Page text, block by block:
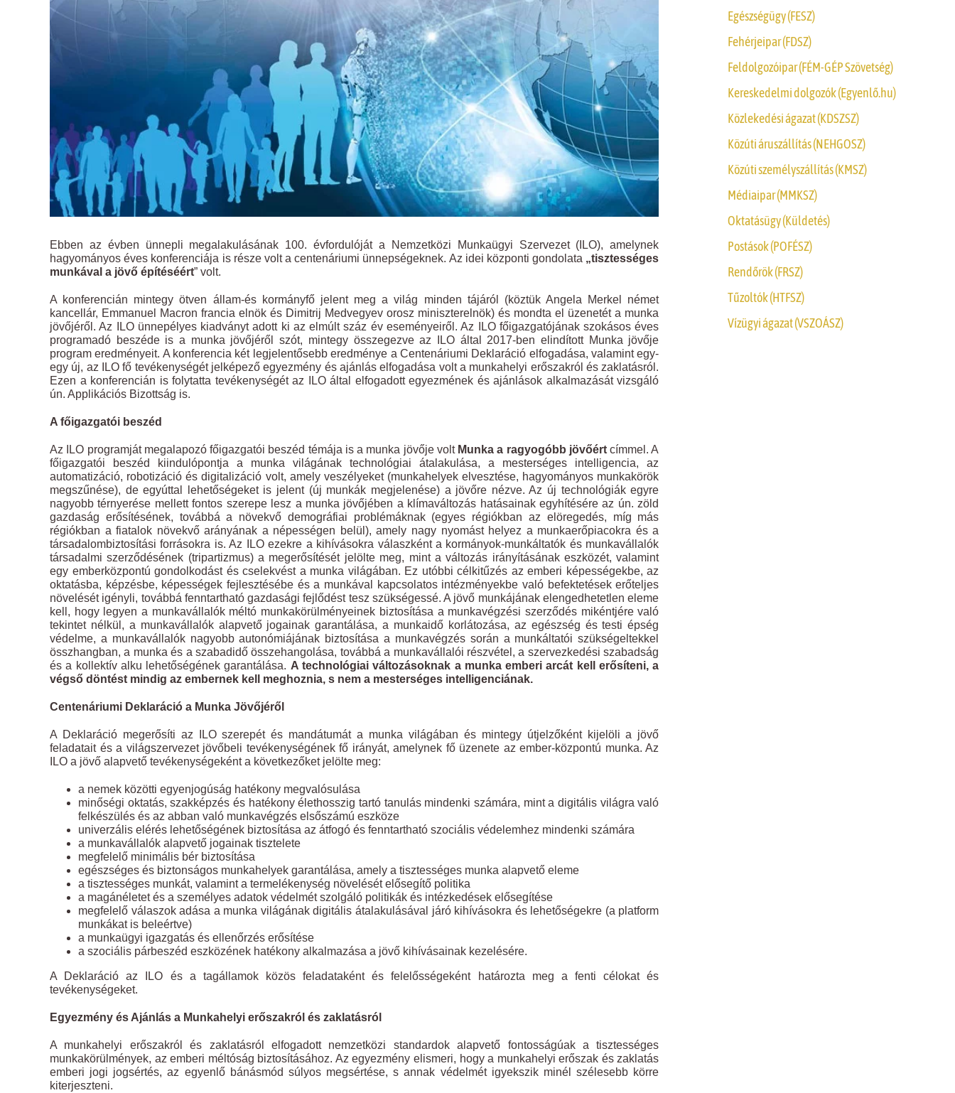
Ebben az évben ünnepli megalakulásának 100. évfordulóját a Nemzetközi Munkaügyi Szervezet (ILO), amelynek
hagyományos éves konferenciája is része volt a centenáriumi ünnepségeknek. Az idei központi gondolata „tisztességes
munkával a jövő építéséért” volt.
A konferencián mintegy ötven állam-és kormányfő jelent meg a világ minden tájáról (köztük Angela Merkel német
kancellár, Emmanuel Macron francia elnök és Dimitrij Medvegyev orosz miniszterelnök) és mondta el üzenetét a munka
jövőjéről. Az ILO ünnepélyes kiadványt adott ki az elmúlt száz év eseményeiről. Az ILO főigazgatójának szokásos éves
programadó beszéde is a munka jövőjéről szót, mintegy összegezve az ILO által 2017-ben elindított Munka jövője
program eredményeit. A konferencia két legjelentősebb eredménye a Centenáriumi Deklaráció elfogadása, valamint egy-
egy új, az ILO fő tevékenységét jelképező egyezmény és ajánlás elfogadása volt a munkahelyi erőszakról és zaklatásról.
Ezen a konferencián is folytatta tevékenységét az ILO által elfogadott egyezmének és ajánlások alkalmazását vizsgáló
ún. Applikációs Bizottság is.
A főigazgatói beszéd
Az ILO programját megalapozó főigazgatói beszéd témája is a munka jövője volt Munka a ragyogóbb jövőértcímmel. A
főigazgatói beszéd kiindulópontja a munka világának technológiai átalakulása, a mesterséges intelligencia, az
automatizáció, robotizáció és digitalizáció volt, amely veszélyeket (munkahelyek elvesztése, hagyományos munkakörök
megszűnése), de egyúttal lehetőségeket is jelent (új munkák megjelenése) a jövőre nézve. Az új technológiák egyre
nagyobb térnyerése mellett fontos szerepe lesz a munka jövőjében a klímaváltozás hatásainak egyhítésére az ún. zöld
gazdaság erősítésének, továbbá a növekvő demográfiai problémáknak (egyes régiókban az elöregedés, míg más
régiókban a fiatalok növekvő arányának a népességen belül), amely nagy nyomást helyez a munkaerőpiacokra és a
társadalombiztosítási forrásokra is. Az ILO ezekre a kihívásokra válaszként a kormányok-munkáltatók és munkavállalók
társadalmi szerződésének (tripartizmus) a megerősítését jelölte meg, mint a változás irányításának eszközét, valamint
egy emberközpontú gondolkodást és cselekvést a munka világában. Ez utóbbi célkitűzés az emberi képességekbe, az
oktatásba, képzésbe, képességek fejlesztésébe és a munkával kapcsolatos intézményekbe való befektetések erőteljes
növelését igényli, továbbá fenntartható gazdasági fejlődést tesz szükségessé. A jövő munkájának elengedhetetlen eleme
kell, hogy legyen a munkavállalók méltó munkakörülményeinek biztosítása a munkavégzési szerződés mikéntjére való
tekintet nélkül, a munkavállalók alapvető jogainak garantálása, a munkaidő korlátozása, az egészség és testi épség
védelme, a munkavállalók nagyobb autonómiájának biztosítása a munkavégzés során a munkáltatói szükségeltekkel
összhangban, a munka és a szabadidő összehangolása, továbbá a munkavállalói részvétel, a szervezkedési szabadság
és a kollektív alku lehetőségének garantálása. A technológiai változásoknak a munka emberi arcát kell erősíteni, a
végső döntést mindig az embernek kell meghoznia, s nem a mesterséges intelligenciának.
Centenáriumi Deklaráció a Munka Jövőjéről
A Deklaráció megerősíti az ILO szerepét és mandátumát a munka világában és mintegy útjelzőként kijelöli a jövő
feladatait és a világszervezet jövőbeli tevékenységének fő irányát, amelynek fő üzenete az ember-központú munka. Az
ILO a jövő alapvető tevékenységeként a következőket jelölte meg:
a nemek közötti egyenjogúság hatékony megvalósulása
minőségi oktatás, szakképzés és hatékony élethosszig tartó tanulás mindenki számára, mint a digitális világra való
felkészülés és az abban való munkavégzés elsőszámú eszköze
univerzális elérés lehetőségének biztosítása az átfogó és fenntartható szociális védelemhez mindenki számára
a munkavállalók alapvető jogainak tisztelete
megfelelő minimális bér biztosítása
egészséges és biztonságos munkahelyek garantálása, amely a tisztességes munka alapvető eleme
a tisztességes munkát, valamint a termelékenység növelését elősegítő politika
a magánéletet és a személyes adatok védelmét szolgáló politikák és intézkedések elősegítése
megfelelő válaszok adása a munka világának digitális átalakulásával járó kihívásokra és lehetőségekre (a platform
munkákat is beleértve)
a munkaügyi igazgatás és ellenőrzés erősítése
a szociális párbeszéd eszközének hatékony alkalmazása a jövő kihívásainak kezelésére.
A Deklaráció az ILO és a tagállamok közös feladataként és felelősségeként határozta meg a fenti célokat és
tevékenységeket.
Egyezmény és Ajánlás a Munkahelyi erőszakról és zaklatásról
A munkahelyi erőszakról és zaklatásról elfogadott nemzetközi standardok alapvető fontosságúak a tisztességes
munkakörülmények, az emberi méltóság biztosításához. Az egyezmény elismeri, hogy a munkahelyi erőszak és zaklatás
emberi jogi jogsértés, az egyenlő bánásmód súlyos megsértése, s annak védelmét igyekszik minél szélesebb körre
kiterjeszteni.
Egészségügy (FESZ)
Fehérjeipar (FDSZ)
Feldolgozóipar (FÉM-GÉP Szövetség)
Kereskedelmi dolgozók (Egyenlő.hu)
Közlekedési ágazat (KDSZSZ)
Közúti áruszállítás (NEHGOSZ)
Közúti személyszállítás (KMSZ)
Médiaipar (MMKSZ)
Oktatásügy (Küldetés)
Postások (POFÉSZ)
Rendőrök (FRSZ)
Tűzoltók (HTFSZ)
Vízügyi ágazat (VSZOÁSZ)